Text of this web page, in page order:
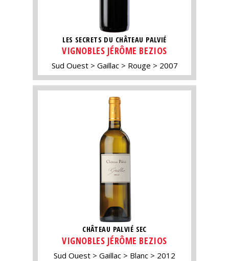
LES SECRETS DU CHÂTEAU PALVIÉ
VIGNOBLES JÉRÔME BEZIOS
Sud Ouest Gaillac Rouge 2007
CHÂTEAU PALVIÉ SEC
VIGNOBLES JÉRÔME BEZIOS
Sud Ouest Gaillac Blanc 2012